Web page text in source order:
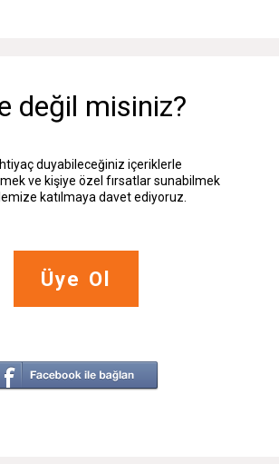
değil misiniz?
duyabileceğiniz içeriklerle
ve kişiye özel fırsatlar sunabilmek
katılmaya davet ediyoruz.
Üye Ol